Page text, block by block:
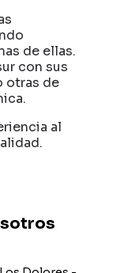
de ellas.
con sus
otras de
al